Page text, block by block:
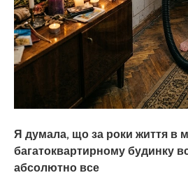
Я думала, що за роки життя в
багатоквартирному будинку
абсолютно все